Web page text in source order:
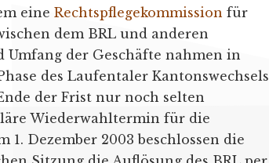
eineRechtspflegekommission für
dem BRL und anderen
der Geschäfte nahmen in
des Laufentaler Kantonswechsels
der Frist nur noch selten
Wiederwahltermin für die
Dezember 2003 beschlossen die